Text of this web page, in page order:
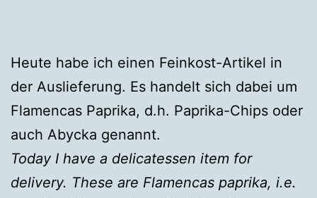
Heute habe ich einen Feinkost-Artikel in
der Auslieferung. Es handelt sich dabei um
Flamencas Paprika, d.h. Paprika-Chips oder
auch Abycka genannt.
Today I have a delicatessen item for
delivery. These are Flamencas paprika, i.e.